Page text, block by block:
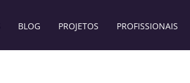
BLOG PROJETOS PROFISSIONAIS